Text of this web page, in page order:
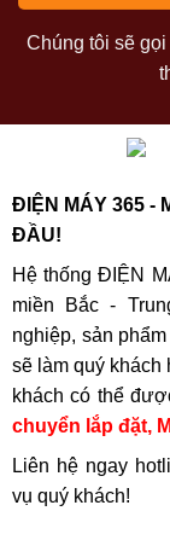
Chúng tôi sẽ
ĐIỆN MÁY 365 -
ĐẦU!
Hệ thống ĐIỆN
miền Bắc -
nghiệp, sản
sẽ làm quý
khách có thể
chuyển lắp đặt,
Liên hệ ngay
vụ quý khách!